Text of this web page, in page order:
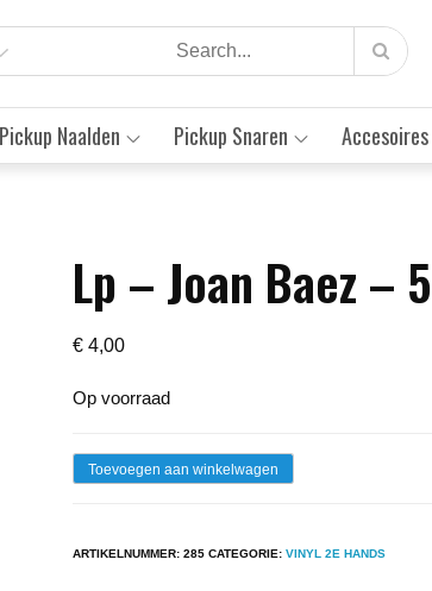
Pickup Naalden Pickup Snaren Accesoires
Lp – Joan Baez – 5
€ 4,00
Op voorraad
LpToevoegen aan winkelwagen
ARTIKELNUMMER:285 CATEGORIE:VINYL 2E HANDS